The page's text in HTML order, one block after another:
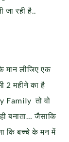
जा रही है..
मान लीजिए एक
2 महीने का है
Family तो वो
बनाता… जैसाकि
कि बच्चे के मन में